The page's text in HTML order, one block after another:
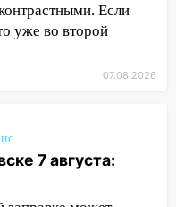
деньги
фитнес-
детские
Если
уже во второй
07.08.2026
7 августа: